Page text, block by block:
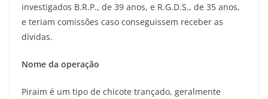
investigados B.R.P., de 39 anos, e R.G.D.S., de 35 anos,
e teriam comissões caso conseguissem receber as
dívidas.
Nome da operação
Piraim é um tipo de chicote trançado, geralmente